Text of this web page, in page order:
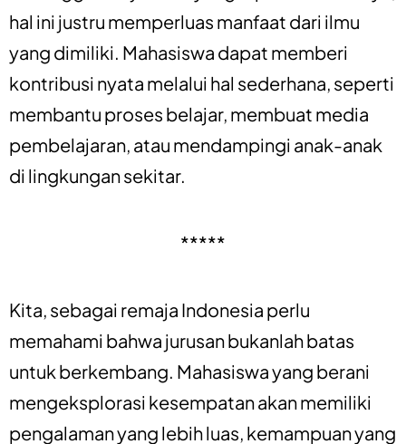
hal ini justru memperluas manfaat dari ilmu
yang dimiliki. Mahasiswa dapat memberi
kontribusi nyata melalui hal sederhana, seperti
membantu proses belajar, membuat media
pembelajaran, atau mendampingi anak-anak
di lingkungan sekitar.
*****
Kita, sebagai remaja Indonesia perlu
memahami bahwa jurusan bukanlah batas
untuk berkembang. Mahasiswa yang berani
mengeksplorasi kesempatan akan memiliki
pengalaman yang lebih luas, kemampuan yang